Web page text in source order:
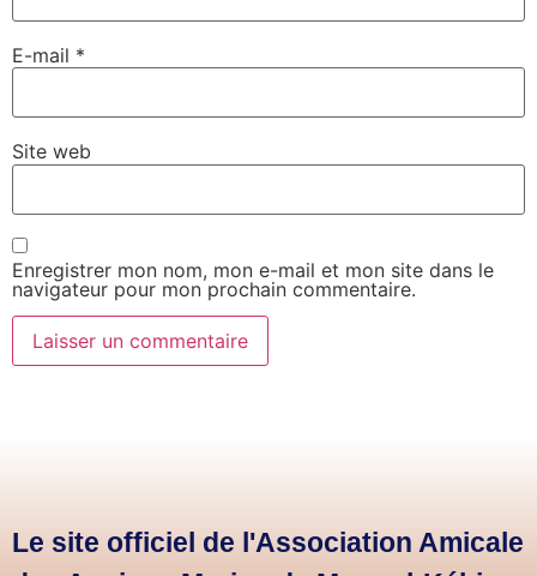
E-mail *
Site web
Enregistrer mon nom, mon e-mail et mon site dans le
navigateur pour mon prochain commentaire.
Le site officiel de l'Association Amicale